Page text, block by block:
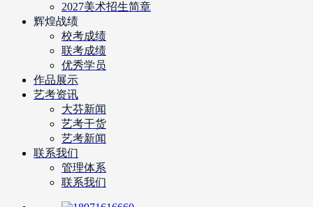
2027美术招生简章
辉煌战绩
校考成绩
联考成绩
优秀学员
作品展示
艺考资讯
大芬新闻
艺考干货
艺考新闻
联系我们
管理体系
联系我们